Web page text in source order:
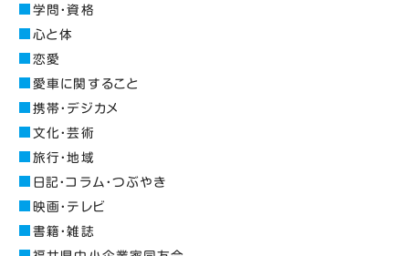
学問・資格
心と体
恋愛
愛車に関すること
携帯・デジカメ
文化・芸術
旅行・地域
日記・コラム・つぶやき
映画・テレビ
書籍・雑誌